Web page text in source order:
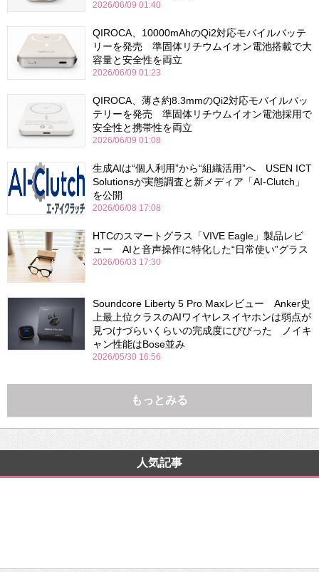
2026/06/09 01:40
QIROCA、10000mAhのQi2対応モバイルバッテ
リーを発売 準固体リチウムイオン電池搭載で大
容量と安全性を両立
2026/06/09 01:23
QIROCA、薄さ約8.3mmのQi2対応モバイルバッ
テリーを発売 準固体リチウムイオン電池採用で
安全性と携帯性を両立
2026/06/09 01:08
生成AIは“個人利用”から“組織活用”へ USEN ICT
Solutionsが実態調査と新メディア「AI-Clutch」
を公開
2026/06/08 17:08
HTCのスマートグラス「VIVE Eagle」製品レビ
ュー AIと音声操作に特化した“日常使い”グラス
2026/06/03 17:30
Soundcore Liberty 5 Pro Maxレビュー Anker史
上最上位クラスのAIワイヤレスイヤホンは弱点が
見つけづらいくらいの完成度にびびった ノイキ
ャン性能はBose並み
2026/05/30 16:56
もっとみる
人気記事